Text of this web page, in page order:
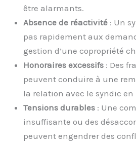
être alarmants.
Absence de réactivité : Un
pas rapidement aux
gestion d’une copropriété
Honoraires excessifs : Des
peuvent conduire à une
la relation avec le syndic en
Tensions durables : Une
insuffisante ou des
peuvent engendrer des